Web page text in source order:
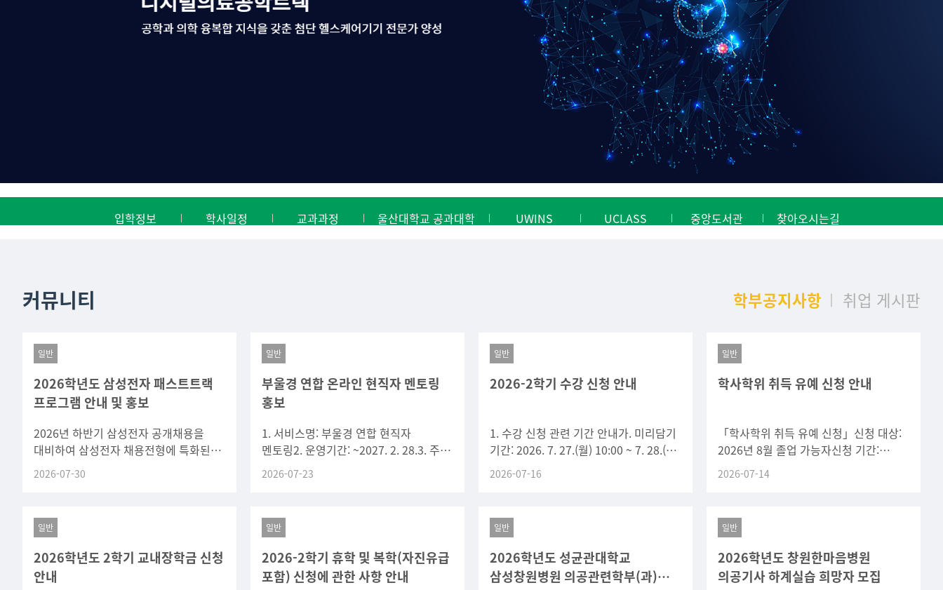
입학정보 학사일정 교과과정 울산대학교 공과대학 UWINS UCLASS 중앙도서관 찾아오시는길
커뮤니티 학부공지사항 취업 게시판
일반
2026학년도 삼성전자 패스트트랙
프로그램 안내 및 홍보
2026년 하반기 삼성전자 공개채용을
대비하여 삼성전자 채용전형에 특화된
자기소개서면접 교육, 현직자 직무
멘토링 및 실전 모의면접 등을 통해
2026-07-30
일반
부울경 연합 온라인 현직자 멘토링
홍보
1. 서비스명: 부울경 연합 현직자
멘토링2. 운영기간: ~2027. 2. 28.3. 주요
서비스가. 관심 분야에 따른 맞춤형 멘토
추천나. 현직자 대상 온라인 QA
2026-07-23
일반
2026-2학기 수강 신청 안내
1. 수강 신청 관련 기간 안내가. 미리담기
기간: 2026. 7. 27.(월) 10:00 ~ 7. 28.(화)
22:00(2일간) 나. 수강 신청 기간학
2026-07-16
일반
학사학위 취득 유예 신청 안내
「학사학위 취득 유예 신청」신청 대상:
2026년 8월 졸업 가능자신청 기간:
2026. 7. 28.(화) 13:00 ~ 7. 30.(목)
23:59신청 경로:
2026-07-14
일반
2026학년도 2학기 교내장학금 신청
안내
일반
2026-2학기 휴학 및 복학(자진유급
포함) 신청에 관한 사항 안내
일반
2026학년도 성균관대학교
삼성창원병원 의공관련학부(과)
일반
2026학년도 창원한마음병원
의공기사 하계실습 희망자 모집